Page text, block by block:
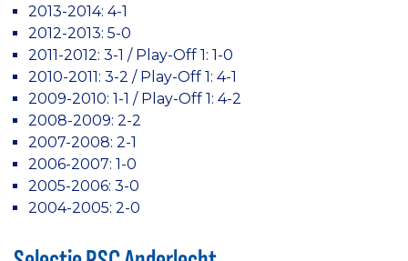
2013-2014: 4-1
2012-2013: 5-0
2011-2012: 3-1 / Play-Off 1: 1-0
2010-2011: 3-2 / Play-Off 1: 4-1
2009-2010: 1-1 / Play-Off 1: 4-2
2008-2009: 2-2
2007-2008: 2-1
2006-2007: 1-0
2005-2006: 3-0
2004-2005: 2-0